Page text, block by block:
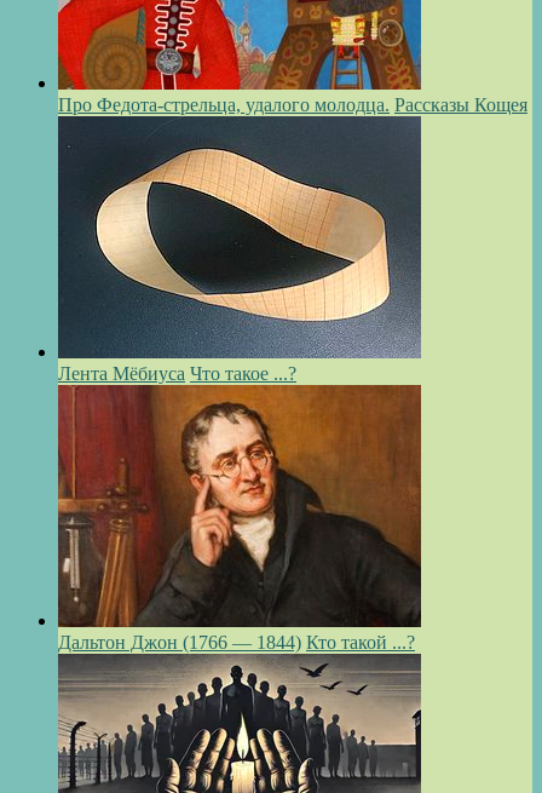
Про Федота-стрельца, удалого молодца. Рассказы Кощея
Лента Мёбиуса Что такое ...?
Дальтон Джон (1766 — 1844) Кто такой ...?